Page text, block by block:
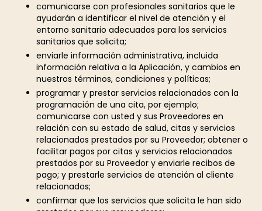
comunicarse con profesionales sanitarios que le
ayudarán a identificar el nivel de atención y el
entorno sanitario adecuados para los servicios
sanitarios que solicita;
enviarle información administrativa, incluida
información relativa a la Aplicación, y cambios en
nuestros términos, condiciones y políticas;
programar y prestar servicios relacionados con la
programación de una cita, por ejemplo;
comunicarse con usted y sus Proveedores en
relación con su estado de salud, citas y servicios
relacionados prestados por su Proveedor; obtener o
facilitar pagos por citas y servicios relacionados
prestados por su Proveedor y enviarle recibos de
pago; y prestarle servicios de atención al cliente
relacionados;
confirmar que los servicios que solicita le han sido